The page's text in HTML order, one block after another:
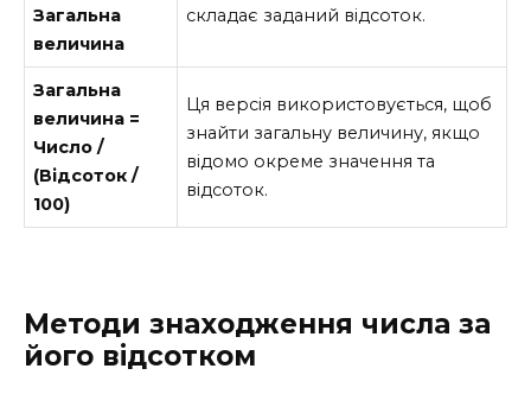
Загальна
величина
складає заданий відсоток.
Загальна
величина =
Число /
(Відсоток /
100)
Ця версія використовується, щоб
знайти загальну величину, якщо
відомо окреме значення та
відсоток.
Методи знаходження числа за
його відсотком